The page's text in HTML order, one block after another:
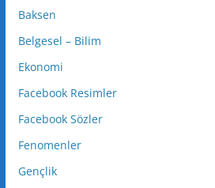
Baksen
Belgesel – Bilim
Ekonomi
Facebook Resimler
Facebook Sözler
Fenomenler
Gençlik